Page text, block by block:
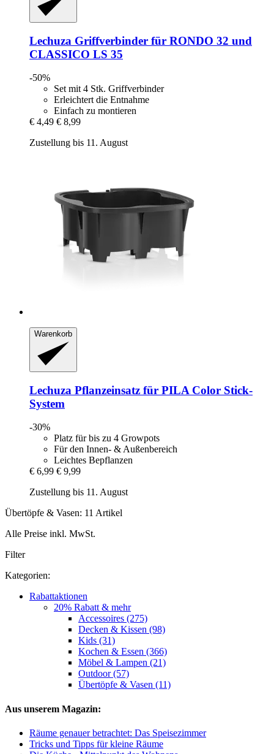
Lechuza Griffverbinder für RONDO 32 und
CLASSICO LS 35
-50%
Set mit 4 Stk. Griffverbinder
Erleichtert die Entnahme
Einfach zu montieren
€ 4,49 € 8,99
Zustellung bis 11. August
Warenkorb
Lechuza Pflanzeinsatz für PILA Color Stick-​
System
-30%
Platz für bis zu 4 Growpots
Für den Innen- & Außenbereich
Leichtes Bepflanzen
€ 6,99 € 9,99
Zustellung bis 11. August
Übertöpfe & Vasen: 11 Artikel
Alle Preise inkl. MwSt.
Filter
Kategorien:
Rabattaktionen
20% Rabatt & mehr
Accessoires (275)
Decken & Kissen (98)
Kids (31)
Kochen & Essen (366)
Möbel & Lampen (21)
Outdoor (57)
Übertöpfe & Vasen (11)
Aus unserem Magazin:
Räume genauer betrachtet: Das Speisezimmer
Tricks und Tipps für kleine Räume